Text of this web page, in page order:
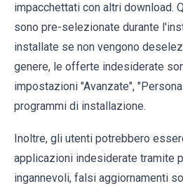
impacchettati con altri download.
sono pre-selezionate durante
installate se non vengono
genere, le offerte indesiderate
impostazioni "Avanzate",
programmi di installazione.
Inoltre, gli utenti potrebbero
applicazioni indesiderate tramite
ingannevoli, falsi aggiornamenti